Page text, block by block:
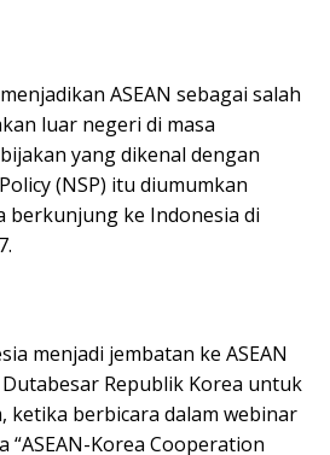
ASEAN sebagai salah
luar negeri di masa
yang dikenal dengan
(NSP) itu diumumkan
berkunjung ke Indonesia di
menjadi jembatan ke ASEAN
Republik Korea untuk
ketika berbicara dalam webinar
Korea Cooperation